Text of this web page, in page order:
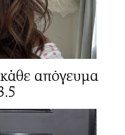
απόγευμα